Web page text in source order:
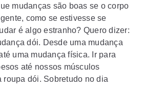
mudanças são boas se o corpo
como se estivesse se
é algo estranho? Quero dizer:
dói. Desde uma mudança
uma mudança física. Ir para
até nossos músculos
roupa dói. Sobretudo no dia